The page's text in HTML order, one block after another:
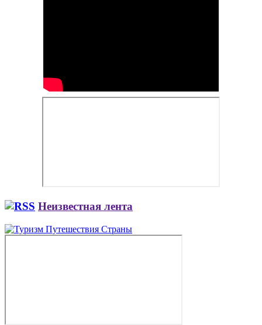
Неизвестная лента